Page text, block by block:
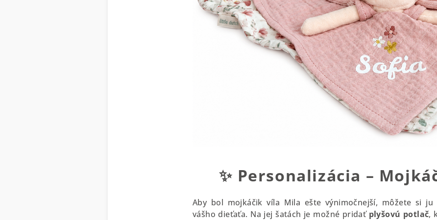
✨ Personalizácia –
Aby bol mojkáčik víla Mila ešte výnimočnejší, môžete si
vášho dieťaťa. Na jej šatách je možné pridať plyšovú potlač,